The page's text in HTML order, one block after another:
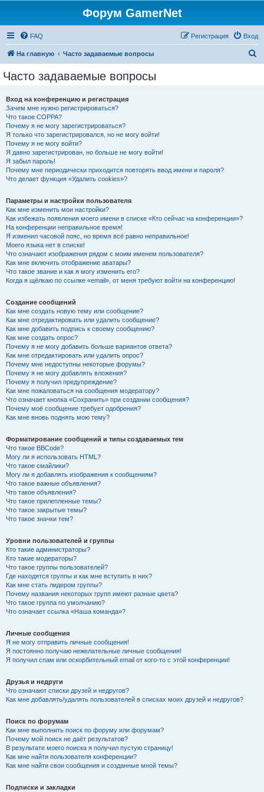
Форум GamerNet
FAQ Вход
Регистрация
На главную Часто задаваемые вопросы
Часто задаваемые вопросы
Вход на конференцию и регистрация
Зачем мне нужно регистрироваться?
Что такое COPPA?
Почему я не могу зарегистрироваться?
Я только что зарегистрировался, но не могу войти!
Почему я не могу войти?
Я давно зарегистрирован, но больше не могу войти!
Я забыл пароль!
Почему мне периодически приходится повторять ввод имени и пароля?
Что делает функция «Удалить cookies»?
Параметры и настройки пользователя
Как мне изменить мои настройки?
Как избежать появления моего имени в списке «Кто сейчас на конференции»?
На конференции неправильное время!
Я изменил часовой пояс, но время всё равно неправильное!
Моего языка нет в списке!
Что означают изображения рядом с моим именем пользователя?
Как мне включить отображение аватары?
Что такое звание и как я могу изменить его?
Когда я щёлкаю по ссылке «email», от меня требуют войти на конференцию!
Создание сообщений
Как мне создать новую тему или сообщение?
Как мне отредактировать или удалить сообщение?
Как мне добавить подпись к своему сообщению?
Как мне создать опрос?
Почему я не могу добавить больше вариантов ответа?
Как мне отредактировать или удалить опрос?
Почему мне недоступны некоторые форумы?
Почему я не могу добавлять вложения?
Почему я получил предупреждение?
Как мне пожаловаться на сообщения модератору?
Что означает кнопка «Сохранить» при создании сообщения?
Почему моё сообщение требует одобрения?
Как мне вновь поднять мою тему?
Форматирование сообщений и типы создаваемых тем
Что такое BBCode?
Могу ли я использовать HTML?
Что такое смайлики?
Могу ли я добавлять изображения к сообщениям?
Что такое важные объявления?
Что такое объявления?
Что такое прилепленные темы?
Что такое закрытые темы?
Что такое значки тем?
Уровни пользователей и группы
Кто такие администраторы?
Кто такие модераторы?
Что такое группы пользователей?
Где находятся группы и как мне вступить в них?
Как мне стать лидером группы?
Почему названия некоторых групп имеют разные цвета?
Что такое группа по умолчанию?
Что означает ссылка «Наша команда»?
Личные сообщения
Я не могу отправить личные сообщения!
Я постоянно получаю нежелательные личные сообщения!
Я получил спам или оскорбительный email от кого-то с этой конференции!
Друзья и недруги
Что означают списки друзей и недругов?
Как мне добавлять/удалять пользователей в списках моих друзей и недругов?
Поиск по форумам
Как мне выполнить поиск по форуму или форумам?
Почему мой поиск не даёт результатов?
В результате моего поиска я получил пустую страницу!
Как мне найти пользователя конференции?
Как мне найти свои сообщения и созданные мной темы?
Подписки и закладки